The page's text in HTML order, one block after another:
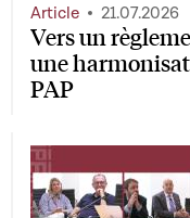
Vers un
une
PAP
Article 21.07.2026